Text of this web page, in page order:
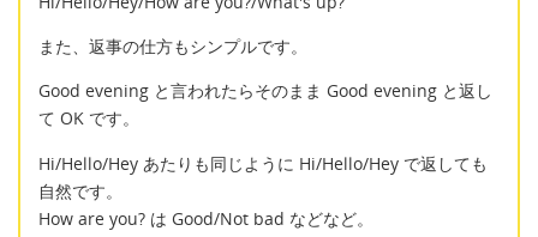
また、返事の仕方もシンプルです。
Good evening と言われたらそのまま Good evening と返し
て OK です。
Hi/Hello/Hey あたりも同じように Hi/Hello/Hey で返しても
自然です。
How are you? は Good/Not bad などなど。